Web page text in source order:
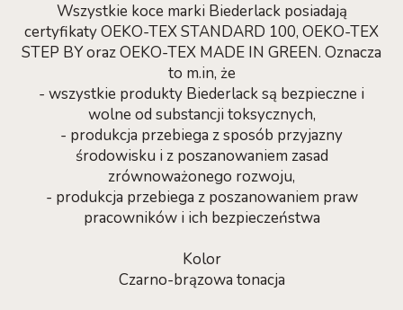
Wszystkie koce marki Biederlack posiadają
certyfikaty OEKO-TEX STANDARD 100, OEKO-TEX
STEP BY oraz OEKO-TEX MADE IN GREEN. Oznacza
to m.in, że
- wszystkie produkty Biederlack są bezpieczne i
wolne od substancji toksycznych,
- produkcja przebiega z sposób przyjazny
środowisku i z poszanowaniem zasad
zrównoważonego rozwoju,
- produkcja przebiega z poszanowaniem praw
pracowników i ich bezpieczeństwa
Kolor
Czarno-brązowa tonacja